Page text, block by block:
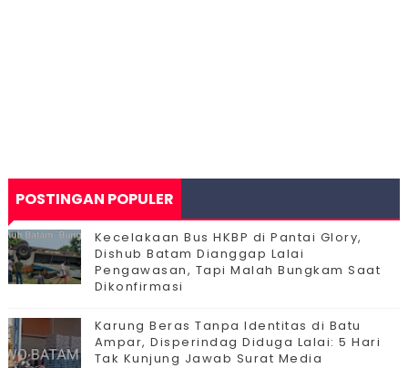
POSTINGAN POPULER
Kecelakaan Bus HKBP di Pantai Glory,
Dishub Batam Dianggap Lalai
Pengawasan, Tapi Malah Bungkam Saat
Dikonfirmasi
Karung Beras Tanpa Identitas di Batu
Ampar, Disperindag Diduga Lalai: 5 Hari
Tak Kunjung Jawab Surat Media